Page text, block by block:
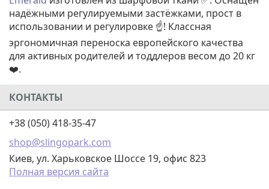
надёжными регулируемыми застёжками, прост в
использовании и регулировке ☝️! Классная
эргономичная переноска европейского качества
для активных родителей и тоддлеров весом до 20 кг
❤️.
КОНТАКТЫ
+38 (050) 418-35-47
shop@slingopark.com
Киев, ул. Харьковское Шоссе 19, офис 823
Полная версия сайта